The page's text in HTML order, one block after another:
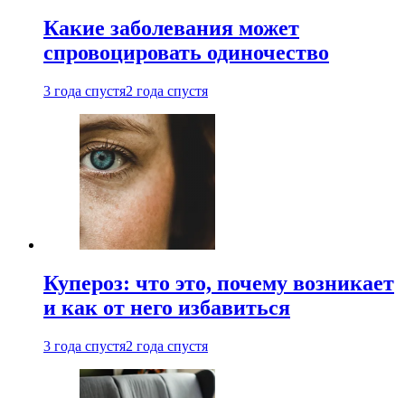
Какие заболевания может
спровоцировать одиночество
3 года спустя2 года спустя
Купероз: что это, почему возникает
и как от него избавиться
3 года спустя2 года спустя